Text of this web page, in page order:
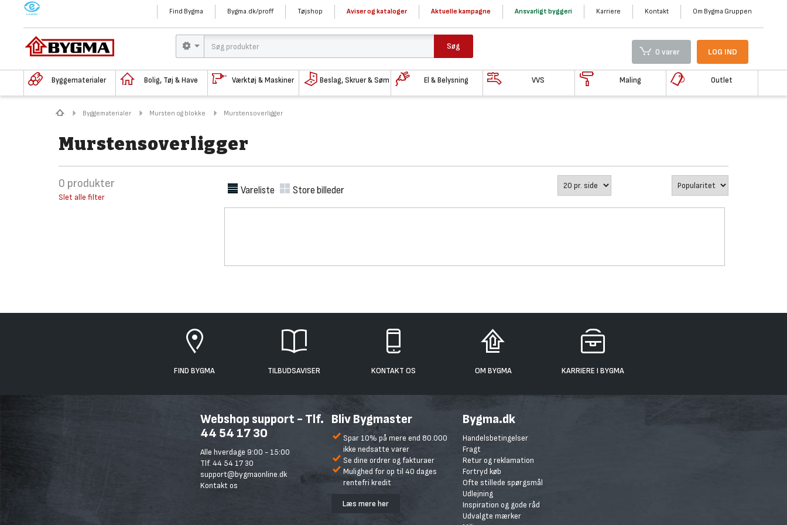
M Find Bygma Bygma.dk/proff Tøjshop Aviser og kataloger Aktuelle kampagne Ansvarligt byggeri Karriere Kontakt Om Bygma Gruppen
Søg
0 varer LOG IND
Byggematerialer Bolig, Tøj & Have Værktøj & Maskiner Beslag, Skruer & Søm El & Belysning VVS Maling Outlet
Byggematerialer Mursten og blokke Murstensoverligger
Murstensoverligger
0 produkter
Slet alle filter
Vareliste Store billeder
FIND BYGMA TILBUDSAVISER KONTAKT OS OM BYGMA KARRIERE I BYGMA
Webshop support - Tlf.
44 54 17 30
Alle hverdage 9:00 - 15:00
Tlf. 44 54 17 30
support@bygmaonline.dk
Kontakt os
Bliv Bygmaster
Spar 10% på mere end 80.000
ikke nedsatte varer
Se dine ordrer og fakturaer
Mulighed for op til 40 dages
rentefri kredit
Læs mere her
Bygma.dk
Handelsbetingelser
Fragt
Retur og reklamation
Fortryd køb
Ofte stillede spørgsmål
Udlejning
Inspiration og gode råd
Udvalgte mærker